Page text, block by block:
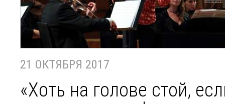
21 ОКТЯБРЯ 2017
«Хоть на голове стой,